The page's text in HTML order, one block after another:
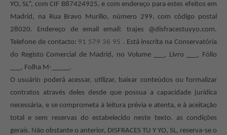
YO, SL”, com CIF B87424925, e com endereço para estes efeitos em
Madrid, na Rua Bravo Murillo, número 299, com código postal
28020. Endereço de email email: trajes @disfracestuyyo.com.
Telefone de contacto: 91 579 36 95 . Está inscrita na Conservatória
do Registo Comercial de Madrid, no Volume ___, Livro ___, Fólio
___, Folha M-_____.
O usuário poderá acessar, utilizar, baixar conteúdos ou formalizar
contratos através deles desde que possua a capacidade jurídica
necessária, e se comprometa à leitura prévia e atenta, e à aceitação
total e sem reservas do estabelecido neste texto. as condições
gerais. Não obstante o anterior, DISFRACES TU Y YO, SL, reserva-se o